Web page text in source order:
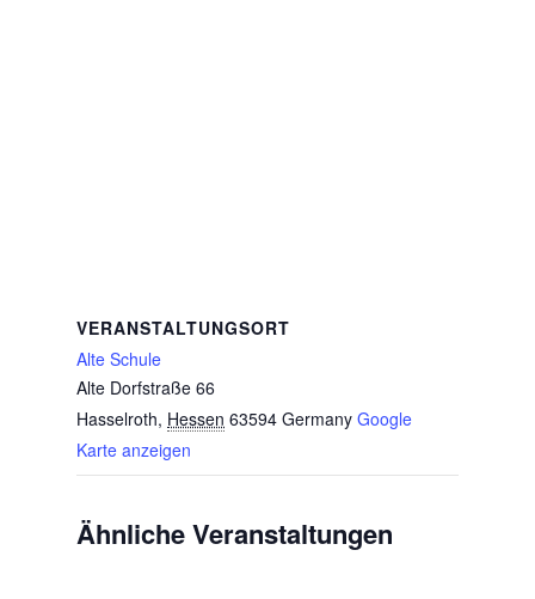
VERANSTALTUNGSORT
Alte Schule
Alte Dorfstraße 66
Hasselroth, Hessen 63594 Germany Google
Karte anzeigen
Ähnliche Veranstaltungen